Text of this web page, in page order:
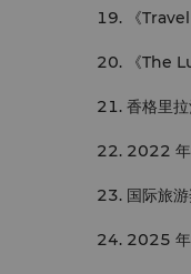
《
《The
香格里
2022 年
国际旅
2025 年